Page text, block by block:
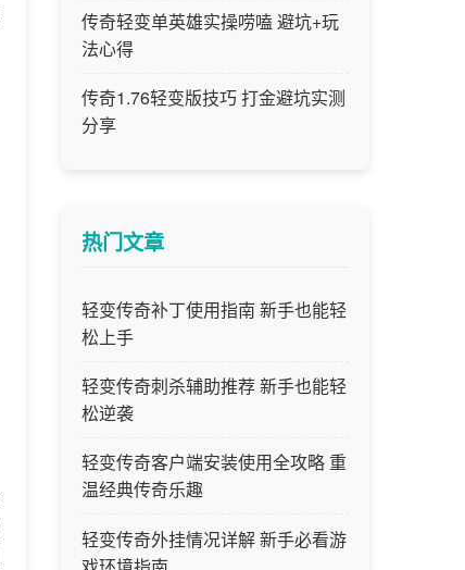
传奇轻变单英雄实操唠嗑 避坑+玩
法心得
传奇1.76轻变版技巧 打金避坑实测
分享
热门文章
轻变传奇补丁使用指南 新手也能轻
松上手
轻变传奇刺杀辅助推荐 新手也能轻
松逆袭
轻变传奇客户端安装使用全攻略 重
温经典传奇乐趣
轻变传奇外挂情况详解 新手必看游